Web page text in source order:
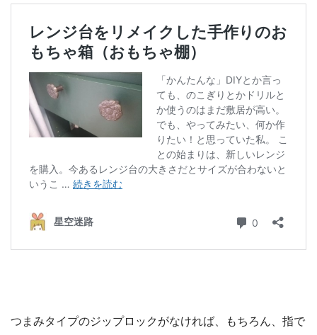
つまみタイプのジップロックがなければ、もちろん、指で